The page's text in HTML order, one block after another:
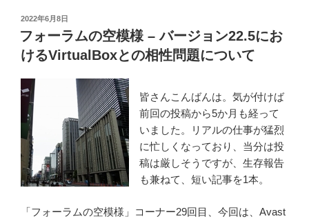
ラ
ム
の
空
模
様
メ
ー
ル
送
信
投
稿
日:
2022年6月8日
フォーラムの空模様 – バージョン22.5にお
けるVirtualBoxとの相性問題について
皆さんこんばんは。気が付けば
前回の投稿から5か月も経って
いました。リアルの仕事が猛烈
に忙しくなっており、当分は投
稿は厳しそうですが、生存報告
も兼ねて、短い記事を1本。
「フォーラムの空模様」コーナー29回目、今回は、Avast